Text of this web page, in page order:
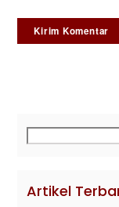
Cari
Artikel